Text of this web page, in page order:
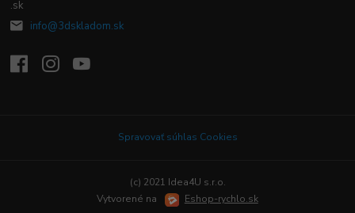
info@3dskladom.sk
Spravovať súhlas Cookies
(c) 2021 Idea4U s.r.o.
Vytvorené na
Eshop-rychlo.sk